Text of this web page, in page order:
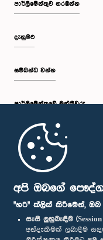
අපි ඔබගේ
"හරි" ක්ලික් කිරීමෙන්,
සැසි ලුහුබැඳීම (Session
අත්දැකීමක් ලබාදීම
පාර්ලි‌මේන්තුව නරඹන්න
දැනුමට
සම්බන්ධ වන්න
පාර්ලි‌මේන්තුවේ මන්ත්‍රීවරු
මුල් පිටුව
පාර්ලිමේන්තු ජංගම යෙදුම